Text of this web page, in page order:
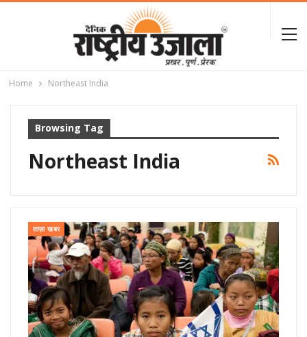
Home Northeast India
Browsing Tag
Northeast India
ताज़ा खबर